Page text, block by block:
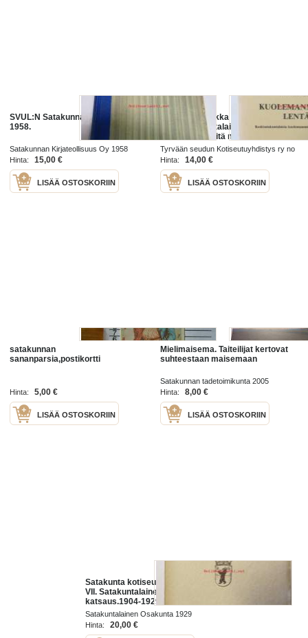
SVUL:N Satakunnan piiri 1908-
1958.
Satakunnan Kirjateollisuus Oy 1958
Hinta:
15,00 €
LISÄÄ OSTOSKORIIN
Kuolemannaakka lentää.
Keskisatakuntalaisia
kuolemanenteitä muistitiedon
ajalta
Tyrvään seudun Kotiseutuyhdistys ry no
LVII 1981
Hinta: 14,00 €
LISÄÄ OSTOSKORIIN
satakunnan
sananparsia,postikortti
Hinta: 5,00 €
LISÄÄ OSTOSKORIIN
Mielimaisema. Taiteilijat kertovat
suhteestaan maisemaan
Satakunnan tadetoimikunta 2005
Hinta:
8,00 €
LISÄÄ OSTOSKORIIN
Satakunta kotiseutututkimuksia
VII. Satakuntalainen Osakunta 25-v
katsaus.1904-1929
Satakuntalainen Osakunta 1929
Hinta:
20,00 €